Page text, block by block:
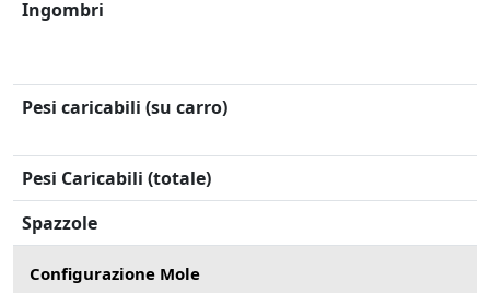
Ingombri
Pesi caricabili (su carro)
Pesi Caricabili (totale)
Spazzole
Configurazione Mole